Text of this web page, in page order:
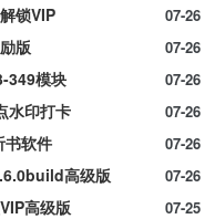
07-26
锁VIP
07-26
版
07-26
349模块
07-26
水印打卡
07-26
书软件
07-26
高级版
07-25
高级版